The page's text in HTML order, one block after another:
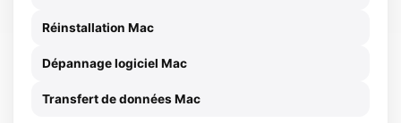
Réinstallation Mac
Dépannage logiciel Mac
Transfert de données Mac